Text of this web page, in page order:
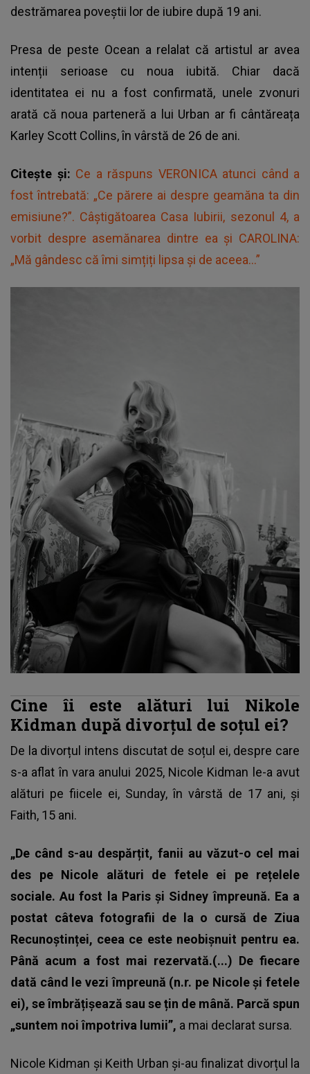
destrămarea poveștii lor de iubire după 19 ani.
Presa de peste Ocean a relalat că artistul ar avea
intenții serioase cu noua iubită. Chiar dacă
identitatea ei nu a fost confirmată, unele zvonuri
arată că noua parteneră a lui Urban ar fi cântăreața
Karley Scott Collins, în vârstă de 26 de ani.
Citește și: Ce a răspuns VERONICA atunci când a
fost întrebată: „Ce părere ai despre geamăna ta din
emisiune?”. Câștigătoarea Casa Iubirii, sezonul 4, a
vorbit despre asemănarea dintre ea și CAROLINA:
„Mă gândesc că îmi simțiți lipsa și de aceea...”
Cine îi este alături lui Nikole
Kidman după divorțul de soțul ei?
De la divorțul intens discutat de soțul ei, despre care
s-a aflat în vara anului 2025, Nicole Kidman le-a avut
alături pe fiicele ei, Sunday, în vârstă de 17 ani, și
Faith, 15 ani.
„De când s-au despărțit, fanii au văzut-o cel mai
des pe Nicole alături de fetele ei pe rețelele
sociale. Au fost la Paris și Sidney împreună. Ea a
postat câteva fotografii de la o cursă de Ziua
Recunoștinței, ceea ce este neobișnuit pentru ea.
Până acum a fost mai rezervată.(...) De fiecare
dată când le vezi împreună (n.r. pe Nicole și fetele
ei), se îmbrățișează sau se țin de mână. Parcă spun
„suntem noi împotriva lumii”, a mai declarat sursa.
Nicole Kidman și Keith Urban și-au finalizat divorțul la